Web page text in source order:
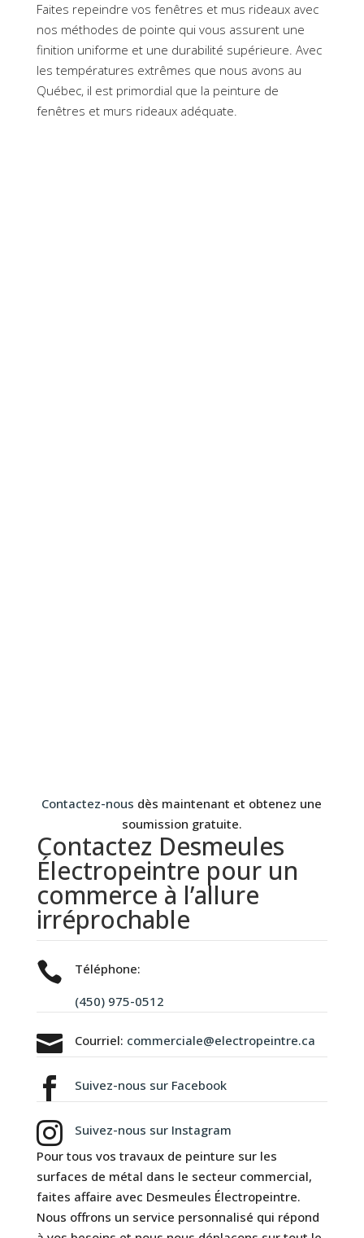
Faites repeindre vos fenêtres et mus rideaux avec
nos méthodes de pointe qui vous assurent une
finition uniforme et une durabilité supérieure. Avec
les températures extrêmes que nous avons au
Québec, il est primordial que la peinture de
fenêtres et murs rideaux adéquate.
Contactez-nous dès maintenant et obtenez une
soumission gratuite.
Contactez Desmeules
Électropeintre pour un
commerce à l’allure
irréprochable

Téléphone:
(450) 975-0512
 Courriel: commerciale@electropeintre.ca
 Suivez-nous sur Facebook

Suivez-nous sur Instagram
Pour tous vos travaux de peinture sur les
surfaces de métal dans le secteur commercial,
faites affaire avec Desmeules Électropeintre.
Nous offrons un service personnalisé qui répond